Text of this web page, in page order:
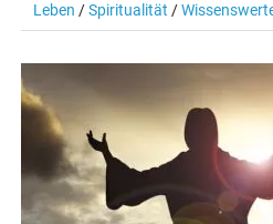
Leben /Spiritualität /